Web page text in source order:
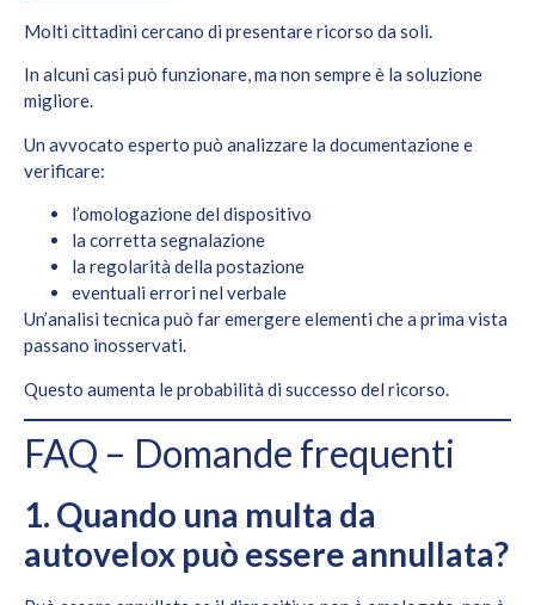
Molti cittadini cercano di presentare ricorso da soli.
In alcuni casi può funzionare, ma non sempre è la soluzione
migliore.
Un avvocato esperto può analizzare la documentazione e
verificare:
l’omologazione del dispositivo
la corretta segnalazione
la regolarità della postazione
eventuali errori nel verbale
Un’analisi tecnica può far emergere elementi che a prima vista
passano inosservati.
Questo aumenta le probabilità di successo del ricorso.
FAQ – Domande frequenti
1. Quando una multa da
autovelox può essere annullata?